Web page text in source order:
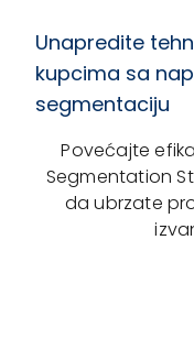
Unapredite
kupcima sa
segmentaciju
Povećajte
Segmentation
da ubrzate